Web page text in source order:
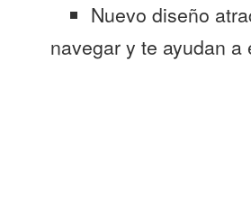
Nuevo diseño
navegar y te ayudan